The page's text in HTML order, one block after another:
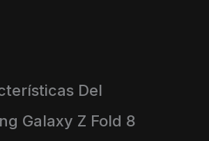
Del
Galaxy Z Fold 8